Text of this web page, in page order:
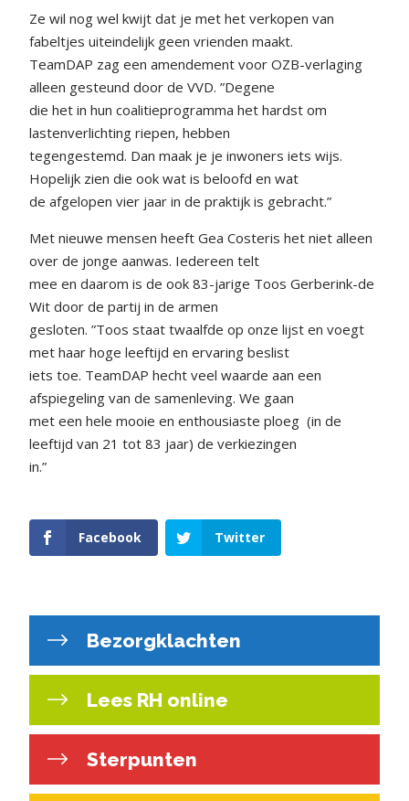
Ze wil nog wel kwijt dat je met het verkopen van
fabeltjes uiteindelijk geen vrienden maakt.
TeamDAP zag een amendement voor OZB-verlaging
alleen gesteund door de VVD. ”Degene
die het in hun coalitieprogramma het hardst om
lastenverlichting riepen, hebben
tegengestemd. Dan maak je je inwoners iets wijs.
Hopelijk zien die ook wat is beloofd en wat
de afgelopen vier jaar in de praktijk is gebracht.”
Met nieuwe mensen heeft Gea Costeris het niet alleen
over de jonge aanwas. Iedereen telt
mee en daarom is de ook 83-jarige Toos Gerberink-de
Wit door de partij in de armen
gesloten. ”Toos staat twaalfde op onze lijst en voegt
met haar hoge leeftijd en ervaring beslist
iets toe. TeamDAP hecht veel waarde aan een
afspiegeling van de samenleving. We gaan
met een hele mooie en enthousiaste ploeg (in de
leeftijd van 21 tot 83 jaar) de verkiezingen
in.”
Facebook Twitter
Bezorgklachten
Lees RH online
Sterpunten